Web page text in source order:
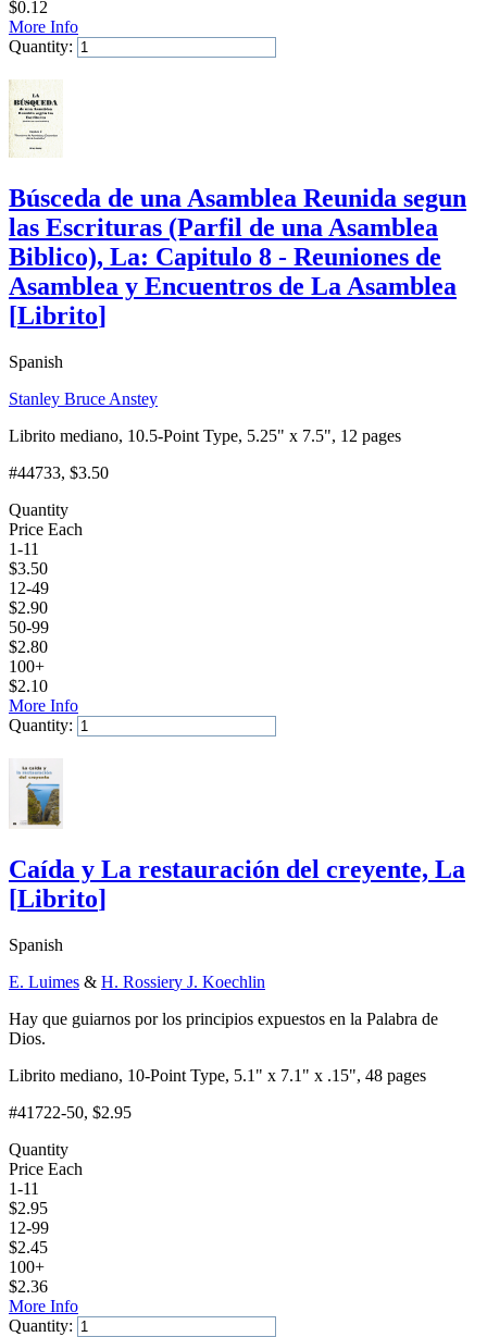
$0.12
More Info
Quantity:
Búsceda de una Asamblea Reunida segun
las Escrituras (Parfil de una Asamblea
Biblico), La: Capitulo 8 - Reuniones de
Asamblea y Encuentros de La Asamblea
[Librito]
Spanish
Stanley Bruce Anstey
Librito mediano, 10.5-Point Type, 5.25" x 7.5", 12 pages
#44733, $3.50
Quantity
Price Each
1-11
$3.50
12-49
$2.90
50-99
$2.80
100+
$2.10
More Info
Quantity:
Caída y La restauración del creyente, La
[Librito]
Spanish
E. Luimes & H. Rossiery J. Koechlin
Hay que guiarnos por los principios expuestos en la Palabra de
Dios.
Librito mediano, 10-Point Type, 5.1" x 7.1" x .15", 48 pages
#41722-50, $2.95
Quantity
Price Each
1-11
$2.95
12-99
$2.45
100+
$2.36
More Info
Quantity: